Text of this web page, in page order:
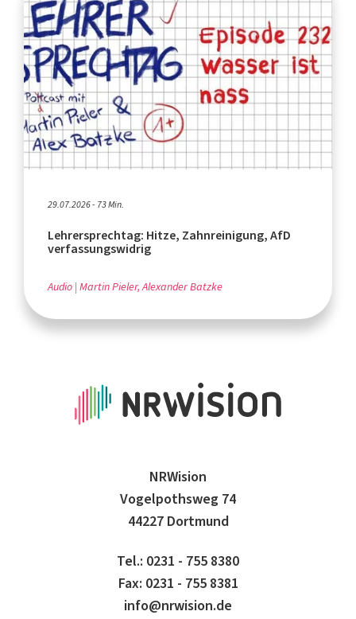
29.07.2026 - 73 Min.
Lehrersprechtag: Hitze, Zahnreinigung, AfD
verfassungswidrig
Audio Martin Pieler, Alexander Batzke
NRWision
Vogelpothsweg 74
44227 Dortmund
Tel.: 0231 - 755 8380
Fax: 0231 - 755 8381
info@nrwision.de